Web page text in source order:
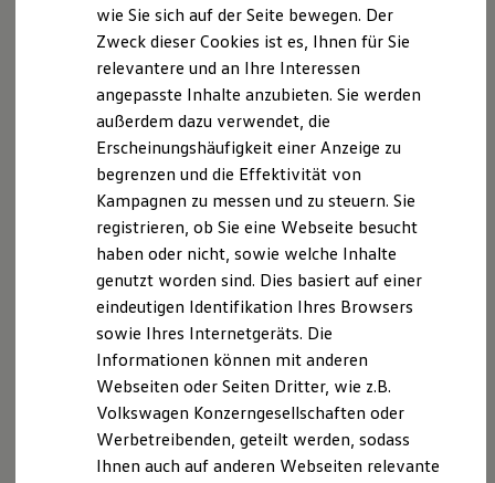
Fahrerassistenz- und Sicherheitssysteme
Kontrollleuchten
Kurzfahrprofile und Ölverdünnung
XTL-Dieselkraftstoff
Ersatzteile und Betriebsflüssigkeiten
Original Zubehör und Lifestyle Produkte
myVolkswagen
myVolkswagen Business
Elektrisch & Autonom
Elektro - & Hybridfahrzeuge
Unser Ansatz
Klimafreundlicher Strom
Reichweite & Ladelösungen
Reichweitensimulator
Ladezeitensimulator
Ladelösungen für Privatkunden
Ladelösungen für Gewerbekunden
Wallbox und Ladekabel
Förderung & Kosten der Elektrofahrzeuge
Fördermöglichkeiten für Privatkunden
Fördermöglichkeiten für Gewerbekunden
A. Verantwortlicher
Wir freuen uns, dass Sie unsere Webseite der
Autohaus Reckziegel GmbH besuchen. Im Folgenden
informieren wir Sie über die Verarbeitung Ihrer
personenbezogenen Daten durch uns im
Zusammenhang mit Ihrem Besuch unserer Webseite.
B. Verarbeitung Ihrer personenbezogenen Daten
Unsere Webseite bietet Ihnen verschiedene
Angebote, die wir Ihnen in Bezug auf dabei durch uns
verarbeitete personenbezogene Daten im Folgenden
näher erläutern möchten. Bei der Datenverarbeitung
im Zusammenhang mit unserer Webseite unterstützt
uns die Volkswagen AG als Auftragsverarbeiterin.
I. Verarbeitung von Protokolldateien
wie Sie sich auf der Seite bewegen. Der
Zweck dieser Cookies ist es, Ihnen für Sie
relevantere und an Ihre Interessen
angepasste Inhalte anzubieten. Sie werden
außerdem dazu verwendet, die
Erscheinungshäufigkeit einer Anzeige zu
begrenzen und die Effektivität von
Kampagnen zu messen und zu steuern. Sie
registrieren, ob Sie eine Webseite besucht
haben oder nicht, sowie welche Inhalte
genutzt worden sind. Dies basiert auf einer
eindeutigen Identifikation Ihres Browsers
sowie Ihres Internetgeräts. Die
Informationen können mit anderen
Webseiten oder Seiten Dritter, wie z.B.
Volkswagen Konzerngesellschaften oder
Werbetreibenden, geteilt werden, sodass
Ihnen auch auf anderen Webseiten relevante